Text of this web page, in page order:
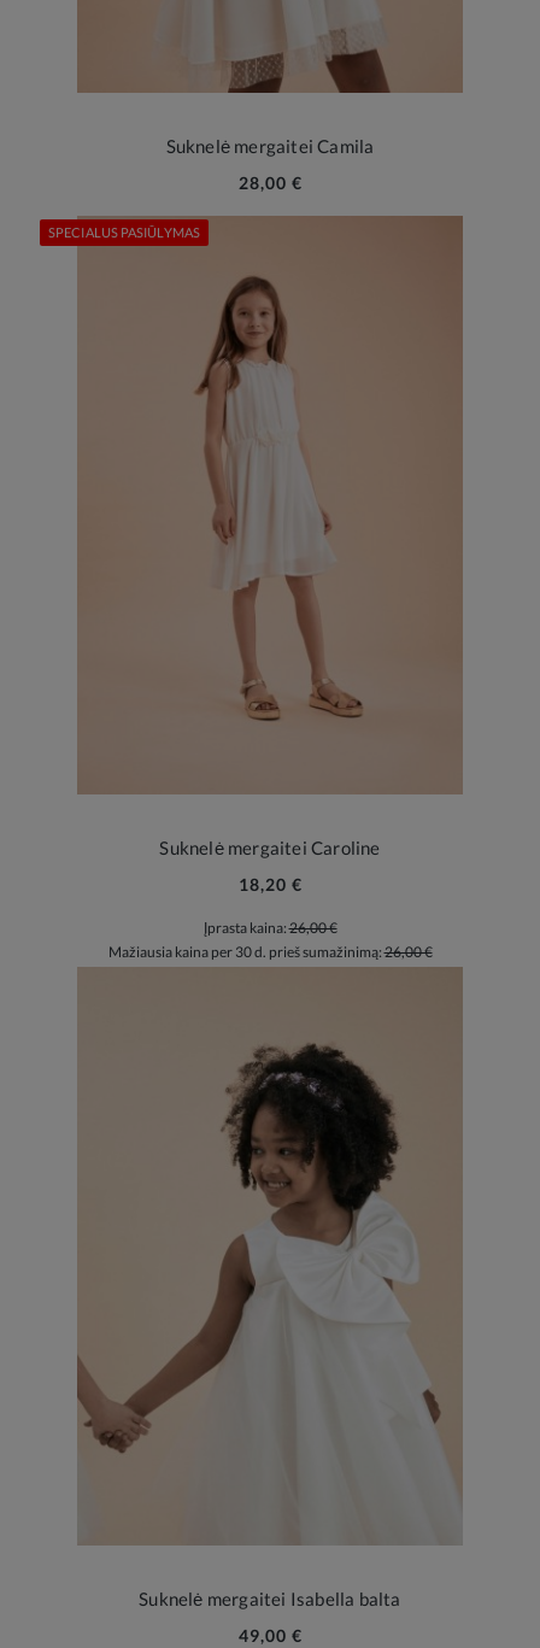
Suknelė mergaitei Camila
28,00 €
Suknelė mergaitei Caroline
18,20 €
Įprasta kaina:26,00 €
Mažiausia kaina per 30 d. prieš sumažinimą:26,00 €
SPECIALUS PASIŪLYMAS
Suknelė mergaitei Isabella balta
49,00 €